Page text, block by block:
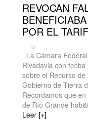
REVOCAN
POR EL
| -
La Cámara
Rivadavia con
sobre el Recurso
Gobierno de Tierra
Recordamos que
de Río Grande
Leer [+]